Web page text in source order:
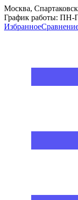
Москва,
График работы: ПН-
Избранное